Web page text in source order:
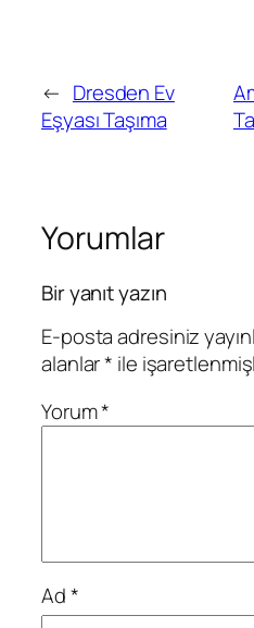
← Dresden Ev
Eşyası Taşıma
Yorumlar
Bir yanıt yazın
E-posta adresiniz
alanlar* ile
Yorum*
Ad*